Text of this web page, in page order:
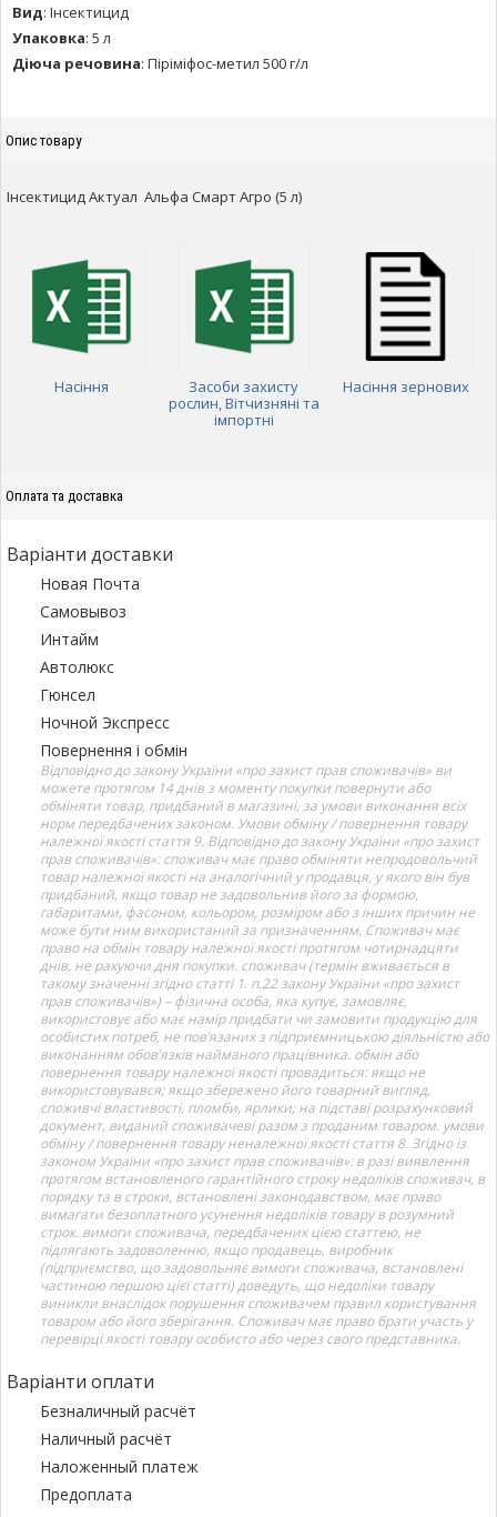
Вид: Інсектицид
Упаковка: 5 л
Діюча речовина: Піріміфос-метил 500 г/л
Опис товару
Інсектицид Актуал Альфа Смарт Агро (5 л)
Насіння
Засоби захисту
рослин, Вітчизняні та
імпортні
Насіння зернових
Оплата та доставка
Варіанти доставки
Новая Почта
Самовывоз
Интайм
Автолюкс
Гюнсел
Ночной Экспресс
Повернення і обмін
Відповідно до закону України «про захист прав споживачів» ви
можете протягом 14 днів з моменту покупки повернути або
обміняти товар, придбаний в магазині, за умови виконання всіх
норм передбачених законом. Умови обміну / повернення товару
належної якості стаття 9. Відповідно до закону України «про захист
прав споживачів»: споживач має право обміняти непродовольчий
товар належної якості на аналогічний у продавця, у якого він був
придбаний, якщо товар не задовольнив його за формою,
габаритами, фасоном, кольором, розміром або з інших причин не
може бути ним використаний за призначенням. Споживач має
право на обмін товару належної якості протягом чотирнадцяти
днів, не рахуючи дня покупки. споживач (термін вживається в
такому значенні згідно статті 1. п.22 закону України «про захист
прав споживачів») – фізична особа, яка купує, замовляє,
використовує або має намір придбати чи замовити продукцію для
особистих потреб, не пов’язаних з підприємницькою діяльністю або
виконанням обов’язків найманого працівника. обмін або
повернення товару належної якості провадиться: якщо не
використовувався; якщо збережено його товарний вигляд,
споживчі властивості, пломби, ярлики; на підставі розрахунковий
документ, виданий споживачеві разом з проданим товаром. умови
обміну / повернення товару неналежної якості стаття 8. Згідно із
законом України «про захист прав споживачів»: в разі виявлення
протягом встановленого гарантійного строку недоліків споживач, в
порядку та в строки, встановлені законодавством, має право
вимагати безоплатного усунення недоліків товару в розумний
строк. вимоги споживача, передбачених цією статтею, не
підлягають задоволенню, якщо продавець, виробник
(підприємство, що задовольняє вимоги споживача, встановлені
частиною першою цієї статті) доведуть, що недоліки товару
виникли внаслідок порушення споживачем правил користування
товаром або його зберігання. Споживач має право брати участь у
перевірці якості товару особисто або через свого представника.
Варіанти оплати
Безналичный расчёт
Наличный расчёт
Наложенный платеж
Предоплата